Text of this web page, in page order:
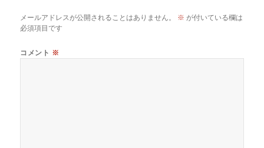
メールアドレスが公開されることはありません。 ※ が付いている欄は
必須項目です
コメント ※